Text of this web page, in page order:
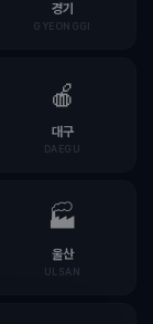
경기
GYEONGGI
🍎
대구
DAEGU
🏭
울산
ULSAN